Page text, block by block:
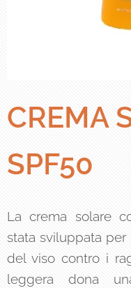
CREMA
SPF50
La crema solare
stata sviluppata
del viso contro i
leggera dona